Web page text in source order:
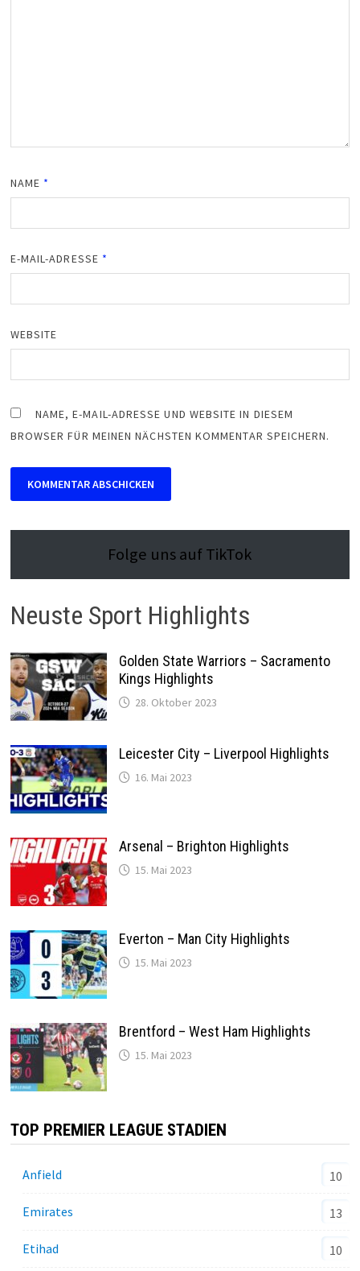
NAME *
E-MAIL-ADRESSE *
WEBSITE
NAME, E-MAIL-ADRESSE UND WEBSITE IN DIESEM
BROWSER FÜR MEINEN NÄCHSTEN KOMMENTAR SPEICHERN.
Folge uns auf TikTok
Neuste Sport Highlights
Golden State Warriors – Sacramento
Kings Highlights
28. Oktober 2023
Leicester City – Liverpool Highlights
16. Mai 2023
Arsenal – Brighton Highlights
15. Mai 2023
Everton – Man City Highlights
15. Mai 2023
Brentford – West Ham Highlights
15. Mai 2023
TOP PREMIER LEAGUE STADIEN
Anfield 10
Emirates 13
Etihad 10